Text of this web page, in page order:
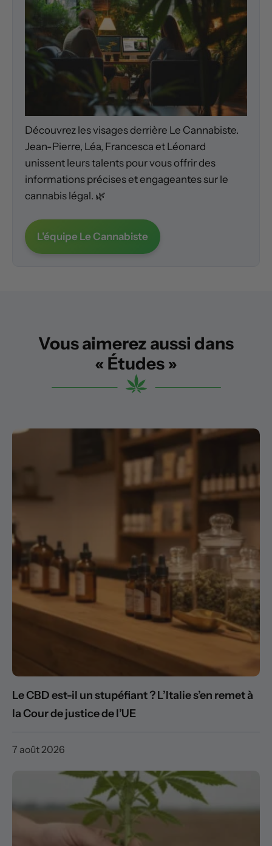
Découvrez les visages derrière Le Cannabiste.
Jean-Pierre, Léa, Francesca et Léonard
unissent leurs talents pour vous offrir des
informations précises et engageantes sur le
cannabis légal. 🌿
L'équipe Le Cannabiste
Vous aimerez aussi dans
« Études »
Le CBD est-il un stupéfiant ? L’Italie s’en remet à
la Cour de justice de l’UE
7 août 2026